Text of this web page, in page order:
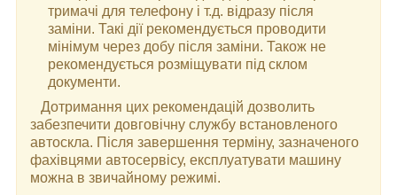
тримачі для телефону і т.д. відразу після
заміни. Такі дії рекомендується проводити
мінімум через добу після заміни. Також не
рекомендується розміщувати під склом
документи.
Дотримання цих рекомендацій дозволить
забезпечити довговічну службу встановленого
автоскла. Після завершення терміну, зазначеного
фахівцями автосервісу, експлуатувати машину
можна в звичайному режимі.